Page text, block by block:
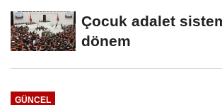
Çocuk adalet
dönem
GÜNCEL